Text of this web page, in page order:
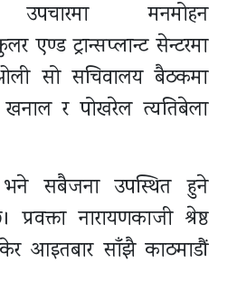
उपचारमा मनमोहन
एण्ड ट्रान्सप्लान्ट सेन्टरमा
ओली सो सचिवालय बैठकमा
र पोखरेल त्यतिबेला
भने सबैजना उपस्थित हुने
नारायणकाजी श्रेष्ठ
आइतबार साँझै काठमाडौं